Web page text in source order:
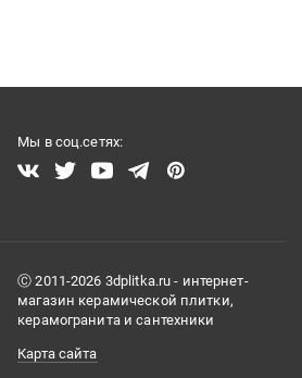
Мы в соц.сетях:
Ⓒ 2011-2026 3dplitka.ru - интернет-
магазин керамической плитки,
керамогранита и сантехники
Карта сайта